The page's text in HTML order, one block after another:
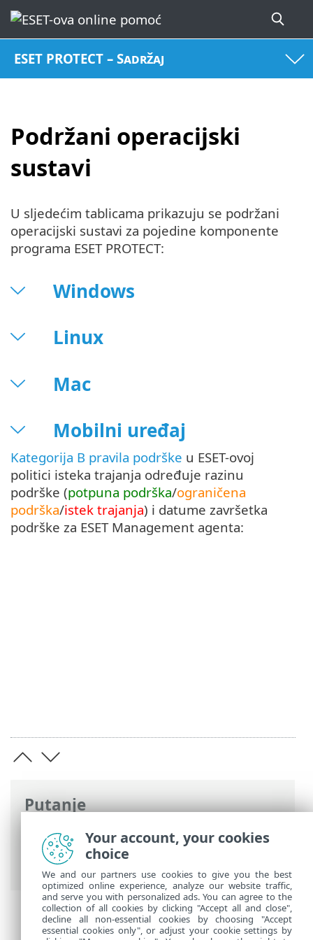
ESET PROTECT – Sadržaj
Podržani operacijski
sustavi
Putanje
ESET-ova online pomoć> ESET PROTECT>
Specifikacije> Podržani operacijski
sustavi
U sljedećim tablicama prikazuju se podržani
operacijski sustavi za pojedine komponente
programa ESET PROTECT:
Windows
Linux
Mac
Mobilni uređaj
Kategorija B pravila podrške u ESET-ovoj
politici isteka trajanja određuje razinu
podrške (potpuna podrška/ograničena
podrška/istek trajanja) i datume završetka
podrške za ESET Management agenta:
Your account, your cookies
choice
We and our partners use cookies to give you the best
optimized online experience, analyze our website traffic,
and serve you with personalized ads. You can agree to the
collection of all cookies by clicking "Accept all and close",
decline all non-essential cookies by choosing "Accept
essential cookies only", or adjust your cookie settings by